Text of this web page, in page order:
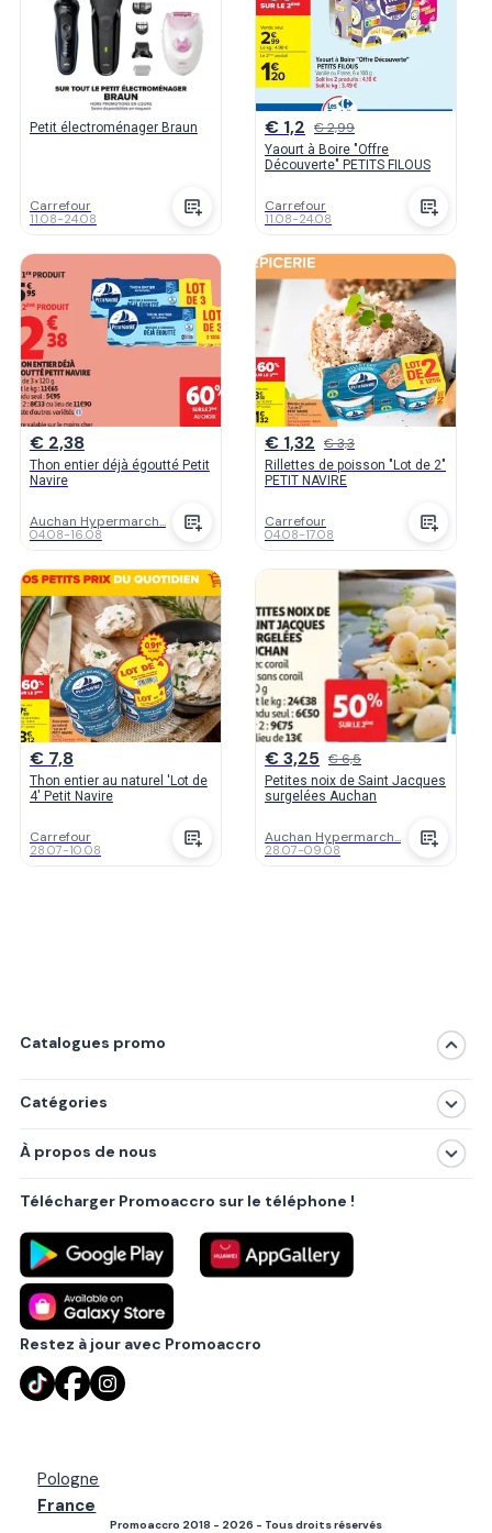
Petit électroménager Braun
Carrefour
11.08-24.08
€ 1,2 € 2,99
Yaourt à Boire "Offre
Découverte" PETITS FILOUS
Carrefour
11.08-24.08
€ 2,38
Thon entier déjà égoutté Petit
Navire
Auchan Hypermarch...
04.08-16.08
€ 1,32 € 3,3
Rillettes de poisson "Lot de 2"
PETIT NAVIRE
Carrefour
04.08-17.08
€ 7,8
Thon entier au naturel 'Lot de
4' Petit Navire
Carrefour
28.07-10.08
€ 3,25 € 6,5
Petites noix de Saint Jacques
surgelées Auchan
Auchan Hypermarch...
28.07-09.08
Catalogues promo
Catégories
Produits
Villes principales
À propos de nous
Politique de confidentialité
Règlements
Partenariat B2B
Blog
Contact
Télécharger Promoaccro sur le téléphone !
Restez à jour avec Promoaccro
Pologne
France
Promoaccro 2018 - 2026 - Tous droits réservés